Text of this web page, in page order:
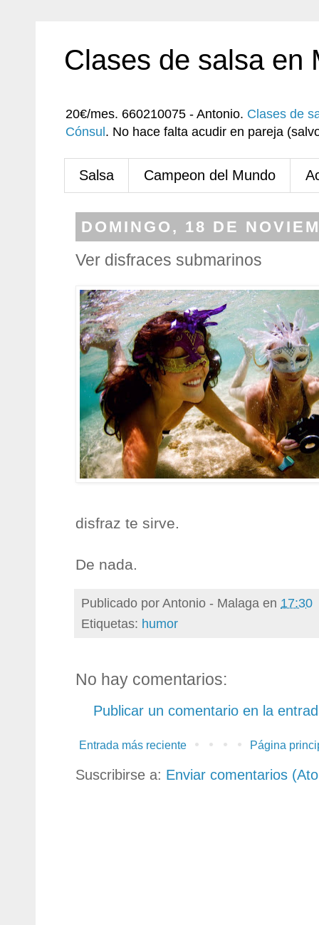
Clases de salsa en
20€/mes. 660210075 - Antonio. Clases de
Cónsul . No hace falta acudir en pareja
Salsa Campeon del Mundo
DOMINGO, 18 DE
Ver disfraces submarinos
disfraz te sirve.
De nada.
Publicado porAntonio - Malaga en 17:30
Etiquetas: humor
No hay comentarios:
Publicar un comentario en la
Entrada más reciente Página
Suscribirse a: Enviar comentarios